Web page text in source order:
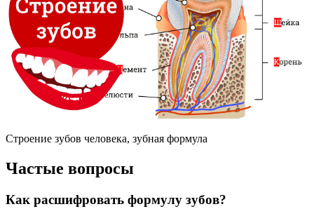
Строение зубов человека, зубная формула
Частые вопросы
Как расшифровать формулу зубов?